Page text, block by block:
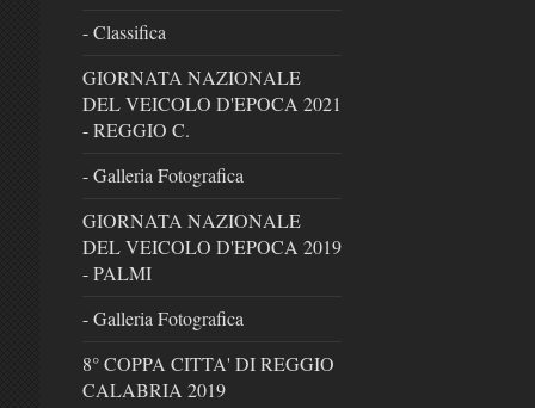
- Classifica
GIORNATA NAZIONALE
DEL VEICOLO D'EPOCA 2021
- REGGIO C.
- Galleria Fotografica
GIORNATA NAZIONALE
DEL VEICOLO D'EPOCA 2019
- PALMI
- Galleria Fotografica
8° COPPA CITTA' DI REGGIO
CALABRIA 2019